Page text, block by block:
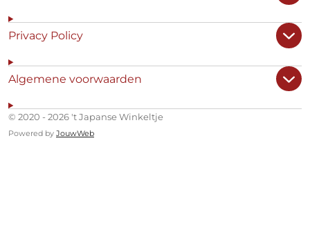
Privacy Policy
Algemene voorwaarden
© 2020 - 2026 't Japanse Winkeltje
Powered by JouwWeb